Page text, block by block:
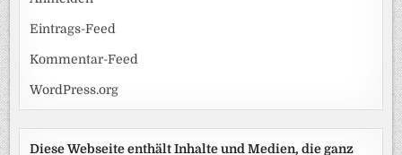
Eintrags-Feed
Kommentar-Feed
WordPress.org
Diese Webseite enthält Inhalte und Medien, die ganz